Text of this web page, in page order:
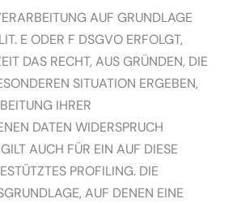
AUF GRUNDLAGE
E ODER F DSGVO ERFOLGT,
DAS RECHT, AUS GRÜNDEN, DIE
SITUATION ERGEBEN,
IHRER
DATEN WIDERSPRUCH
AUCH FÜR EIN AUF DIESE
PROFILING. DIE
AUF DENEN EINE